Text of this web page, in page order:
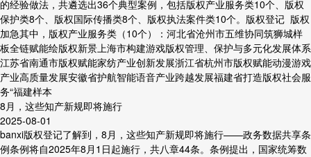
的经验做法，共遴选出36个典型案例，包括版权产业服务类10个、版权
保护类8个、版权国际传播类8个、版权执法案件类10个。版权登记 版权
加急其中，版权产业服务类（10个）：河北省沧州市五维协同筑狮城样
板全链赋能绘版权新景上海市构建游戏版权管理、保护与多元化发展体系
江苏省南通市版权赋能家纺产业创新发展浙江省杭州市版权赋能动漫游戏
产业高质量发展安徽省护航智能语音产业跨越发展福建省打造版权社会服
务“福建样本
8月，这些知产新规即将施行
2025-08-01
banxi版权登记了解到，8月，这些知产新规即将施行——政务数据共享条
例条例将自2025年8月1日起施行，共八章44条。条例提出，国家统筹数